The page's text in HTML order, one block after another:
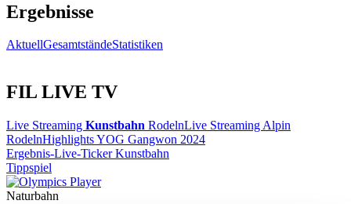
Ergebnisse
AktuellGesamtständeStatistiken
FIL LIVE TV
Live Streaming Kunstbahn RodelnLive Streaming Alpin
RodelnHighlights YOG Gangwon 2024
Ergebnis-Live-Ticker Kunstbahn
Tippspiel
Naturbahn